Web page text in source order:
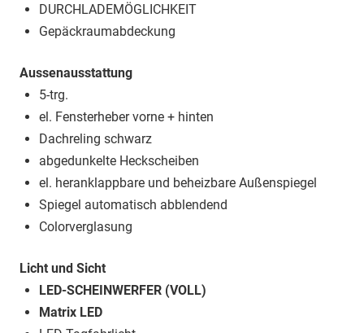
DURCHLADEMÖGLICHKEIT
Gepäckraumabdeckung
Aussenausstattung
5-trg.
el. Fensterheber vorne + hinten
Dachreling schwarz
abgedunkelte Heckscheiben
el. heranklappbare und beheizbare Außenspiegel
Spiegel automatisch abblendend
Colorverglasung
Licht und Sicht
LED-SCHEINWERFER (VOLL)
Matrix LED